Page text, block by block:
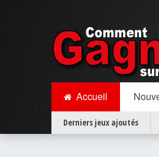
Accueil
Derniers jeux ajoutés